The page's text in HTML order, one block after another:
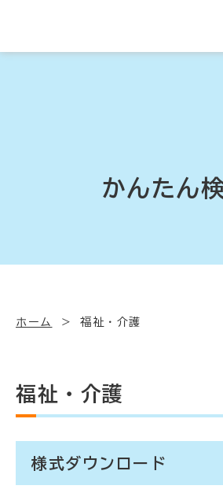
かんたん
ホーム 福祉・介護
福祉・介護
様式ダウンロード